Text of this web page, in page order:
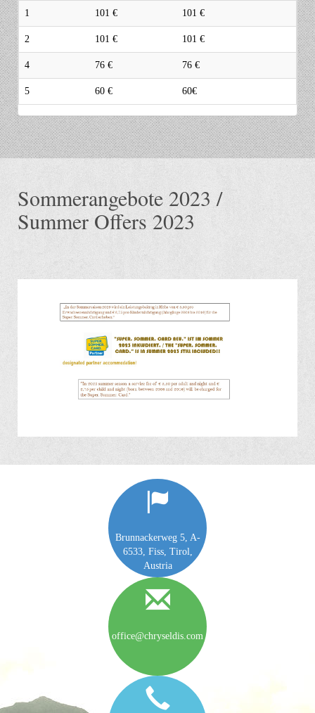
1 101 € 101 €
2 101 € 101 €
4 76 € 76 €
5 60 € 60€
Sommerangebote 2023 /
Summer Offers 2023
Brunnackerweg 5, A-
6533, Fiss, Tirol,
Austria
office@chryseldis.com